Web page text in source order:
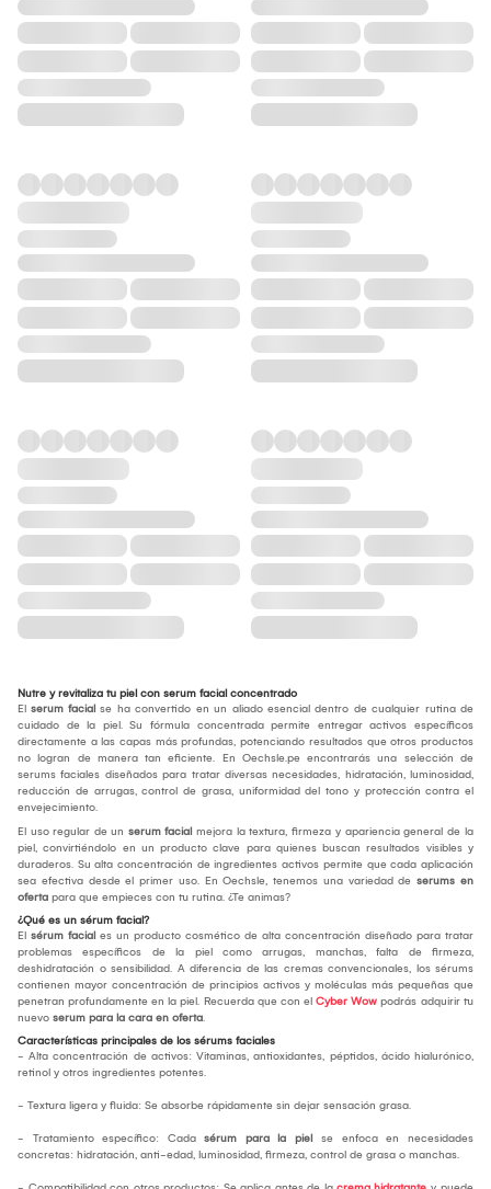
Nutre y revitaliza tu piel con serum facial concentrado
El serum facial se ha convertido en un aliado esencial dentro de cualquier rutina de
cuidado de la piel. Su fórmula concentrada permite entregar activos específicos
directamente a las capas más profundas, potenciando resultados que otros productos
no logran de manera tan eficiente. En Oechsle.pe encontrarás una selección de
serums faciales diseñados para tratar diversas necesidades, hidratación, luminosidad,
reducción de arrugas, control de grasa, uniformidad del tono y protección contra el
envejecimiento.
El uso regular de un serum facial mejora la textura, firmeza y apariencia general de la
piel, convirtiéndolo en un producto clave para quienes buscan resultados visibles y
duraderos. Su alta concentración de ingredientes activos permite que cada aplicación
sea efectiva desde el primer uso. En Oechsle, tenemos una variedad de serums en
oferta para que empieces con tu rutina. ¿Te animas?
¿Qué es un sérum facial?
El sérum facial es un producto cosmético de alta concentración diseñado para tratar
problemas específicos de la piel como arrugas, manchas, falta de firmeza,
deshidratación o sensibilidad. A diferencia de las cremas convencionales, los sérums
contienen mayor concentración de principios activos y moléculas más pequeñas que
penetran profundamente en la piel. Recuerda que con el Cyber Wow podrás adquirir tu
nuevo serum para la cara en oferta.
Características principales de los sérums faciales
- Alta concentración de activos: Vitaminas, antioxidantes, péptidos, ácido hialurónico,
retinol y otros ingredientes potentes.
- Textura ligera y fluida: Se absorbe rápidamente sin dejar sensación grasa.
- Tratamiento específico: Cada sérum para la piel se enfoca en necesidades
concretas: hidratación, anti-edad, luminosidad, firmeza, control de grasa o manchas.